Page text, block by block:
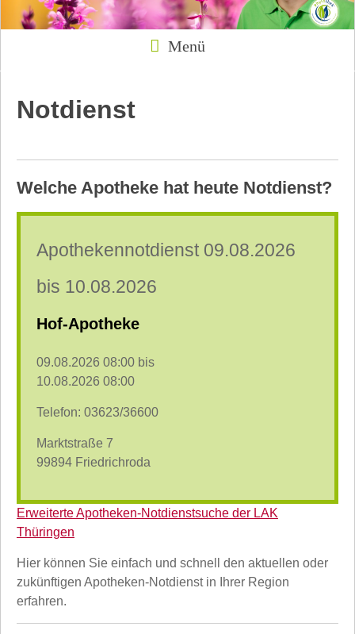
Menü
Notdienst
Welche Apotheke hat heute Notdienst?
Apothekennotdienst 09.08.2026
bis 10.08.2026
Hof-Apotheke
09.08.2026 08:00 bis
10.08.2026 08:00
Telefon: 03623/36600
Marktstraße 7
99894 Friedrichroda
Erweiterte Apotheken-Notdienstsuche der LAK
Thüringen
Hier können Sie einfach und schnell den aktuellen oder
zukünftigen Apotheken-Notdienst in Ihrer Region
erfahren.